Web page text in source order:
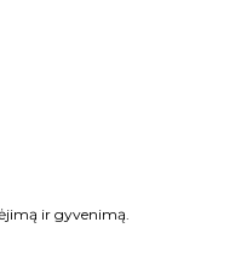
ir gyvenimą.